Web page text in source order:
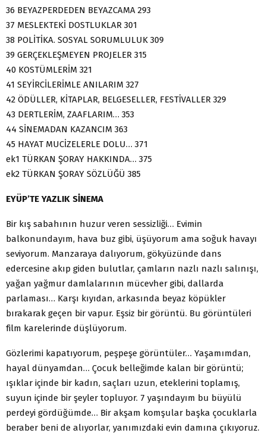
36 BEYAZPERDEDEN BEYAZCAMA 293
37 MESLEKTEKİ DOSTLUKLAR 301
38 POLİTİKA. SOSYAL SORUMLULUK 309
39 GERÇEKLEŞMEYEN PROJELER 315
40 KOSTÜMLERİM 321
41 SEYİRCİLERİMLE ANILARIM 327
42 ÖDÜLLER, KİTAPLAR, BELGESELLER, FESTİVALLER 329
43 DERTLERİM, ZAAFLARIM… 353
44 SİNEMADAN KAZANCIM 363
45 HAYAT MUCİZELERLE DOLU… 371
ek1 TÜRKAN ŞORAY HAKKINDA… 375
ek2 TÜRKAN ŞORAY SÖZLÜĞÜ 385
EYÜP’TE YAZLIK SİNEMA
Bir kış sabahının huzur veren sessizliği… Evimin
balkonundayım, hava buz gibi, üşüyorum ama soğuk havayı
seviyorum. Manzaraya dalıyorum, gökyüzünde dans
edercesine akıp giden bulutlar, çamların nazlı nazlı salınışı,
yağan yağmur damlalarının mücevher gibi, dallarda
parlaması… Karşı kıyıdan, arkasında beyaz köpükler
bırakarak geçen bir vapur. Eşsiz bir görüntü. Bu görüntüleri
film karelerinde düşlüyorum.
Gözlerimi kapatıyorum, peşpeşe görüntüler… Yaşamımdan,
hayal dünyamdan… Çocuk belleğimde kalan bir görüntü;
ışıklar içinde bir kadın, saçları uzun, eteklerini toplamış,
suyun içinde bir şeyler topluyor. 7 yaşındayım bu büyülü
perdeyi gördüğümde… Bir akşam komşular başka çocuklarla
beraber beni de alıyorlar, yanımızdaki evin damına çıkıyoruz.